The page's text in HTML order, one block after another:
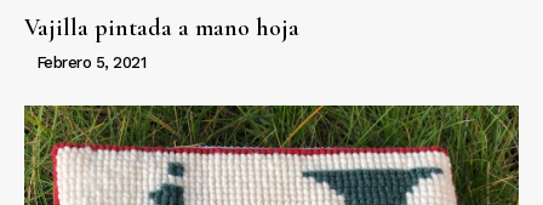
Vajilla pintada a mano hoja
Febrero 5, 2021